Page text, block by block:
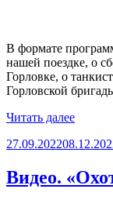
В формате
нашей поездке, о
Горловке, о
Горловской
Читать далее«Видео.
фильм
нашей
Опубликовано
27.09.2022
Видео.